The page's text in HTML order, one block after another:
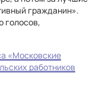
гражданин».
голосов,
«Московские
работников